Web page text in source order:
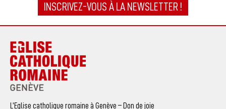
INSCRIVEZ-VOUS À LA NEWSLETTER !
L’Eglise catholique romaine à Genève – Don de joie